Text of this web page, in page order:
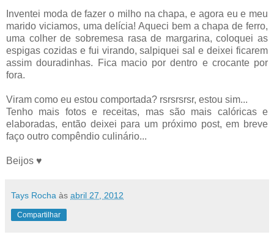
Inventei moda de fazer o milho na chapa, e agora eu e meu
marido viciamos, uma delícia! Aqueci bem a chapa de ferro,
uma colher de sobremesa rasa de margarina, coloquei as
espigas cozidas e fui virando, salpiquei sal e deixei ficarem
assim douradinhas. Fica macio por dentro e crocante por
fora.
Viram como eu estou comportada? rsrsrsrsr, estou sim...
Tenho mais fotos e receitas, mas são mais calóricas e
elaboradas, então deixei para um próximo post, em breve
faço outro compêndio culinário...
Beijos ♥
Tays Rocha às abril 27, 2012
Compartilhar